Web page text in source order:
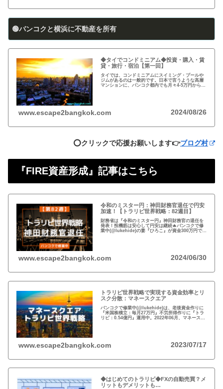
🟢バンコクと横浜に不動産を所有
◆タイでコンドミニアム◆投資・購入・賃
貸・旅行・宿泊【第一回】
タイでは、コンドミニアムにスイミング・プールや
ジムがあるのは一般的です。日本で言うような高層
マンションに、バンコク都内でも月々4-5万円から賃
www.escape2bangkok.com 2024/08/26
⭕️クリックで応援お願いします👉ブログ村
『FIRE資産形成』記事はこちら
令和のミスター円：神田財務官退任で円安
加速！【トラリピ世界戦略：82週目】
財務省は『令和のミスター円』神田財務官の退任を
発表！投機筋は安心して円安は継続🔥バンコクで修
業中(@lukehide)の妻『ひろこ』が資金300万円で
www.escape2bangkok.com 2024/06/30
トラリピ世界戦略で実現する資金効率とリ
スク分散：マネースクエア
バンコクで修業中(@lukehide)は、老後資金作りに
『米国株積立：毎月27万円』不労所得作りに『トラ
リピ：0.54億円』運用中。2022年06月、マネースク
www.escape2bangkok.com 2023/07/17
◆はじめてのトラリピ◆FXの自動売買？メ
リットもデメリットも…